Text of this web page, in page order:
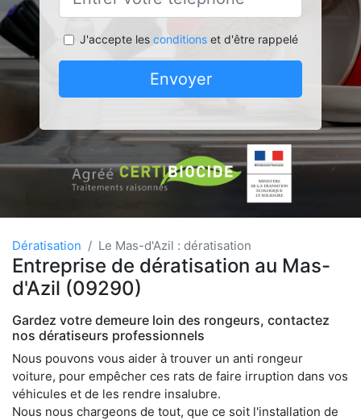
J'accepte les conditionset d'être rappelé
Envoyer
Dératisation Le Mas-d'Azil : dératisation
Entreprise de dératisation au Mas-
d'Azil (09290)
Gardez votre demeure loin des rongeurs, contactez
nos dératiseurs professionnels
Nous pouvons vous aider à trouver un anti rongeur
voiture, pour empêcher ces rats de faire irruption dans vos
véhicules et de les rendre insalubre.
Nous nous chargeons de tout, que ce soit l'installation de